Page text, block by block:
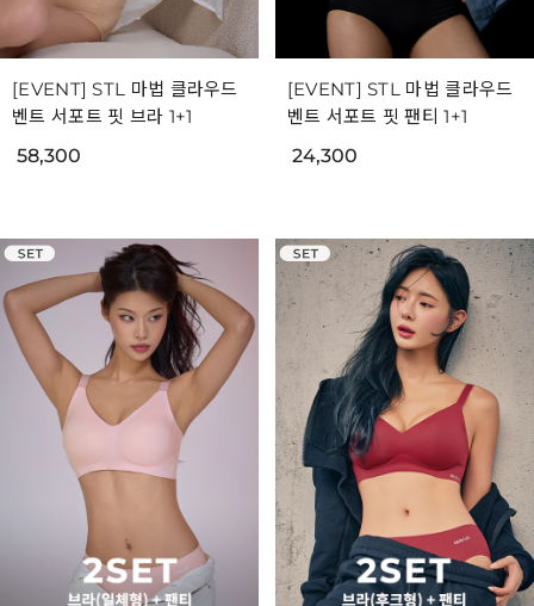
[EVENT] STL 마법 클라우드
벤트 서포트 핏 브라 1+1
58,300
[EVENT] STL 마법 클라우드
벤트 서포트 핏 팬티 1+1
24,300